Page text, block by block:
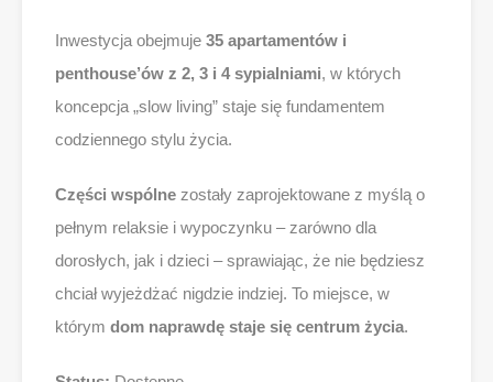
Inwestycja obejmuje 35 apartamentów i
penthouse’ów z 2, 3 i 4 sypialniami, w których
koncepcja „slow living” staje się fundamentem
codziennego stylu życia.
Części wspólne zostały zaprojektowane z myślą o
pełnym relaksie i wypoczynku – zarówno dla
dorosłych, jak i dzieci – sprawiając, że nie będziesz
chciał wyjeżdżać nigdzie indziej. To miejsce, w
którym dom naprawdę staje się centrum życia.